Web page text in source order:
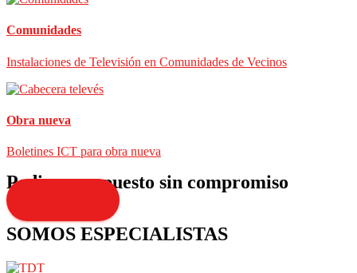
Comunidades
Instalaciones de Televisión en Comunidades de Vecinos
Obra nueva
Boletines ICT para obra nueva
Pedir presupuesto sin compromiso
SOMOS ESPECIALISTAS